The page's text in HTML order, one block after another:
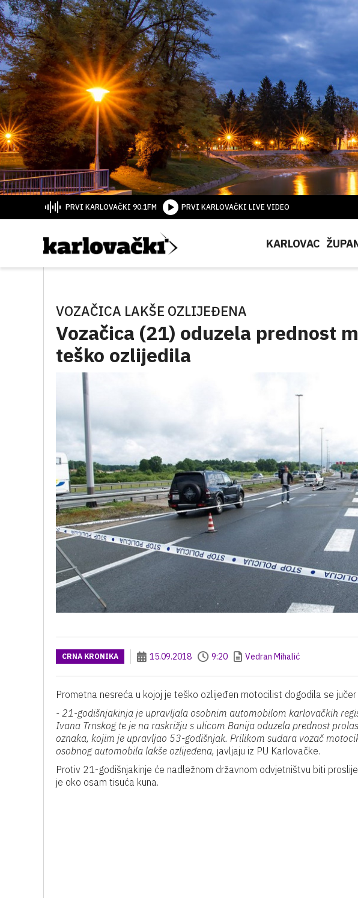
PRVI KARLOVAČKI 90.1FM PRVI KARLOVAČKI LIVE VIDEO
KARLOVAC
VOZAČICA LAKŠE OZLIJEĐENA
Vozačica (21) oduzela prednost
teško ozlijedila
CRNA KRONIKA 15.09.2018 9:20 Vedran Mihalić
Prometna nesreća u kojoj je teško ozlijeđen motocilist dogodila se
- 21-godišnjakinja je upravljala osobnim automobilom karlovačkih
Ivana Trnskog te je na raskrižju s ulicom Banija oduzela prednost
oznaka, kojim je upravljao 53-godišnjak. Prilikom sudara vozač
osobnog automobila lakše ozlijeđena, javljaju iz PU Karlovačke.
Protiv 21-godišnjakinje će nadležnom državnom odvjetništvu biti
je oko osam tisuća kuna.